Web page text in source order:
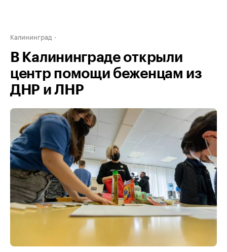
Калининград
В Калининграде открыли
центр помощи беженцам из
ДНР и ЛНР